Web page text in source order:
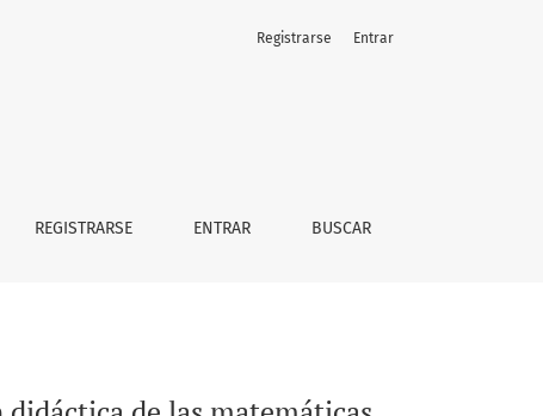
REGISTRARSE ENTRAR BUSCAR
Registrarse Entrar